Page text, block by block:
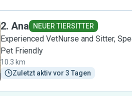
2. Ana NEUER TIERSITTER
Experienced VetNurse and Sitter,
Pet Friendly
10.3 km
Zuletzt aktiv vor 3 Tagen